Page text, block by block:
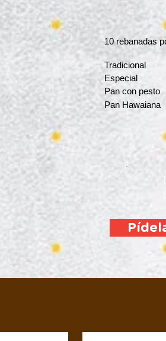
10 rebanadas
Tradicional
Especial
Pan con pesto
Pan Hawaiana